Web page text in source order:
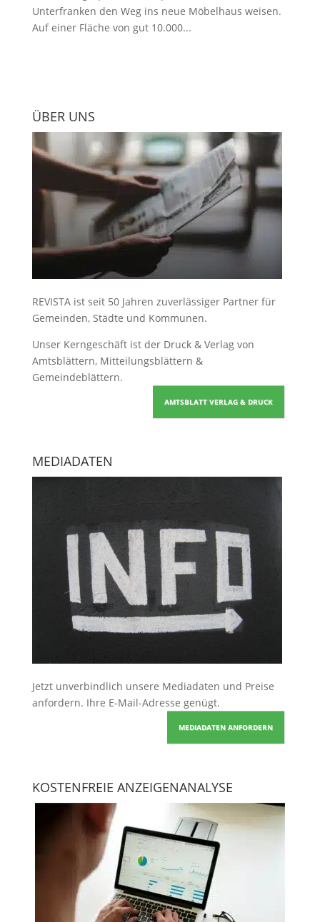
Unterfranken den Weg ins neue Möbelhaus weisen.
Auf einer Fläche von gut 10.000...
ÜBER UNS
REVISTA ist seit 50 Jahren zuverlässiger Partner für
Gemeinden, Städte und Kommunen.
Unser Kerngeschäft ist der Druck & Verlag von
Amtsblättern, Mitteilungsblättern &
Gemeindeblättern.
AMTSBLATT VERLAG & DRUCK
MEDIADATEN
Jetzt unverbindlich unsere Mediadaten und Preise
anfordern. Ihre E-Mail-Adresse genügt.
MEDIADATEN ANFORDERN
KOSTENFREIE ANZEIGENANALYSE